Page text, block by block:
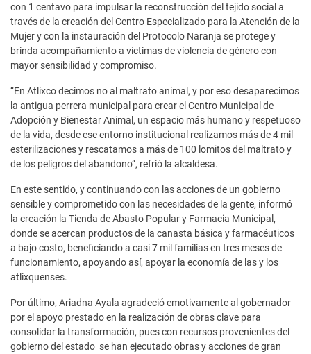
con 1 centavo para impulsar la reconstrucción del tejido social a
través de la creación del Centro Especializado para la Atención de la
Mujer y con la instauración del Protocolo Naranja se protege y
brinda acompañamiento a víctimas de violencia de género con
mayor sensibilidad y compromiso.
“En Atlixco decimos no al maltrato animal, y por eso desaparecimos
la antigua perrera municipal para crear el Centro Municipal de
Adopción y Bienestar Animal, un espacio más humano y respetuoso
de la vida, desde ese entorno institucional realizamos más de 4 mil
esterilizaciones y rescatamos a más de 100 lomitos del maltrato y
de los peligros del abandono”, refrió la alcaldesa.
En este sentido, y continuando con las acciones de un gobierno
sensible y comprometido con las necesidades de la gente, informó
la creación la Tienda de Abasto Popular y Farmacia Municipal,
donde se acercan productos de la canasta básica y farmacéuticos
a bajo costo, beneficiando a casi 7 mil familias en tres meses de
funcionamiento, apoyando así, apoyar la economía de las y los
atlixquenses.
Por último, Ariadna Ayala agradeció emotivamente al gobernador
por el apoyo prestado en la realización de obras clave para
consolidar la transformación, pues con recursos provenientes del
gobierno del estado se han ejecutado obras y acciones de gran